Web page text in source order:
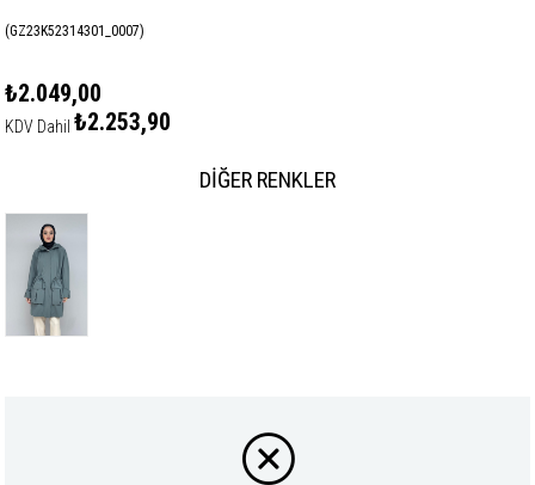
(GZ23K52314301_0007)
₺2.049,00
KDV Dahil ₺2.253,90
DIĞER RENKLER